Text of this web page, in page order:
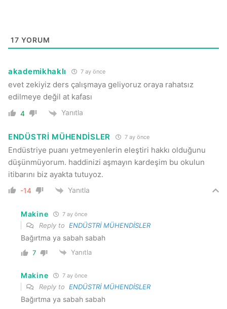
17 YORUM
akademikhaklı 7 ay önce
evet zekiyiz ders çalışmaya geliyoruz oraya rahatsız
edilmeye değil at kafası
4 Yanıtla
ENDÜSTRİ MÜHENDİSLER 7 ay önce
Endüstriye puanı yetmeyenlerin eleştiri hakkı olduğunu
düşünmüyorum. haddinizi aşmayın kardeşim bu okulun
itibarını biz ayakta tutuyoz.
-14 Yanıtla
Makine 7 ay önce
Reply to ENDÜSTRİ MÜHENDİSLER
Bağırtma ya sabah sabah
7 Yanıtla
Makine 7 ay önce
Reply to ENDÜSTRİ MÜHENDİSLER
Bağırtma ya sabah sabah